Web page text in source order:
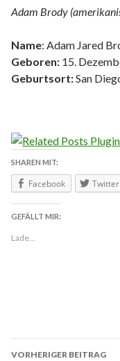
Adam Brody
Name: Adam Jared
Geboren: 15.
Geburtsort:San
SHAREN MIT:
Facebook Twitter
GEFÄLLT MIR:
Lade...
VORHERIGER BEITRAG